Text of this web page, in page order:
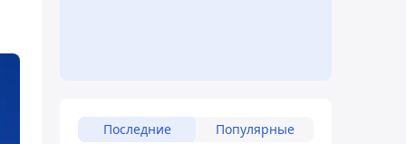
Последние Популярные